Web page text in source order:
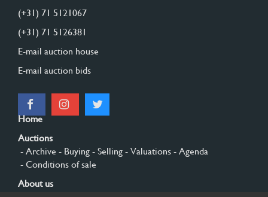
(+31) 71 5121067
(+31) 71 5126381
E-mail auction house
E-mail auction bids
Home
Auctions
- Archive - Buying - Selling - Valuations - Agenda
- Conditions of sale
About us